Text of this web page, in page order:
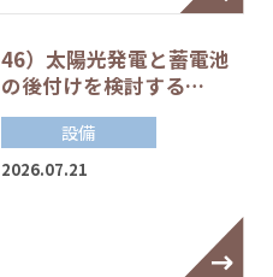
46）太陽光発電と蓄電池
の後付けを検討する…
設備
2026.07.21